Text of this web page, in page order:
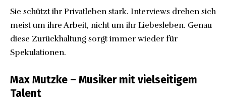
Sie schützt ihr Privatleben stark. Interviews drehen sich
meist um ihre Arbeit, nicht um ihr Liebesleben. Genau
diese Zurückhaltung sorgt immer wieder für
Spekulationen.
Max Mutzke – Musiker mit vielseitigem
Talent